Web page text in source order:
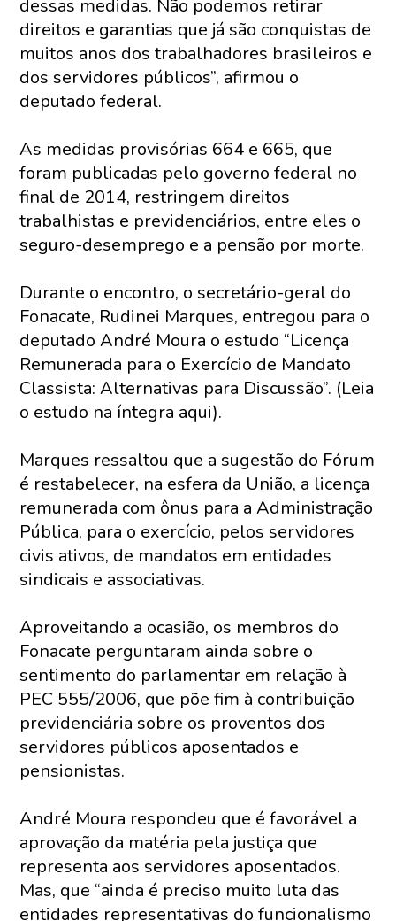
dessas medidas. Não podemos retirar
direitos e garantias que já são conquistas de
muitos anos dos trabalhadores brasileiros e
dos servidores públicos”, afirmou o
deputado federal.
As medidas provisórias 664 e 665, que
foram publicadas pelo governo federal no
final de 2014, restringem direitos
trabalhistas e previdenciários, entre eles o
seguro-desemprego e a pensão por morte.
Durante o encontro, o secretário-geral do
Fonacate, Rudinei Marques, entregou para o
deputado André Moura o estudo “Licença
Remunerada para o Exercício de Mandato
Classista: Alternativas para Discussão”. (Leia
o estudo na íntegra aqui).
Marques ressaltou que a sugestão do Fórum
é restabelecer, na esfera da União, a licença
remunerada com ônus para a Administração
Pública, para o exercício, pelos servidores
civis ativos, de mandatos em entidades
sindicais e associativas.
Aproveitando a ocasião, os membros do
Fonacate perguntaram ainda sobre o
sentimento do parlamentar em relação à
PEC 555/2006, que põe fim à contribuição
previdenciária sobre os proventos dos
servidores públicos aposentados e
pensionistas.
André Moura respondeu que é favorável a
aprovação da matéria pela justiça que
representa aos servidores aposentados.
Mas, que “ainda é preciso muito luta das
entidades representativas do funcionalismo